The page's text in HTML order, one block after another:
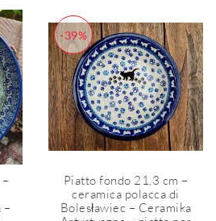
–
-39%
Piatto fondo 21,3 cm –
ceramica polacca di
Bolesławiec – Ceramika